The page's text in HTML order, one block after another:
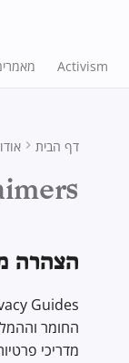
Activism
דף הבית
הצהרה
החומר
מדריכי